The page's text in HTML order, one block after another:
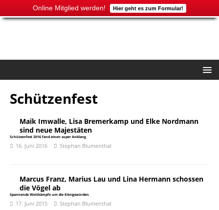
Online Mitglied werden! Hier geht es zum Formular!
Schützenfest
Maik Imwalle, Lisa Bremerkamp und Elke Nordmann
sind neue Majestäten
Schützenfest 2016 fand einen super Anklang
16. Juni 2016 Stephan Blumenthal
Marcus Franz, Marius Lau und Lina Hermann schossen
die Vögel ab
Spannende Wettkämpfe um die Königswürden
17. Juni 2015 Stephan Blumenthal